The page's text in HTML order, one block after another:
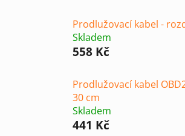
Prodlužovací kabel -
Skladem
558 Kč
Prodlužovací kabel
30 cm
Skladem
441 Kč